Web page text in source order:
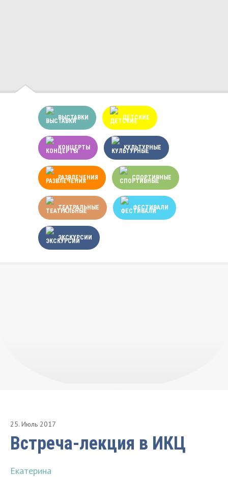
ВЫСТАВКИ ДЕТСКИЕ
КОНЦЕРТЫ КУЛЬТУРНЫЕ
РАЗВЛЕЧЕНИЯ СПОРТИВНЫЕ
ТЕАТРАЛЬНЫЕ ФЕСТИВАЛИ
ЭКСКУРСИИ
25. Июль 2017
Встреча-лекция в ИКЦ
Екатерина